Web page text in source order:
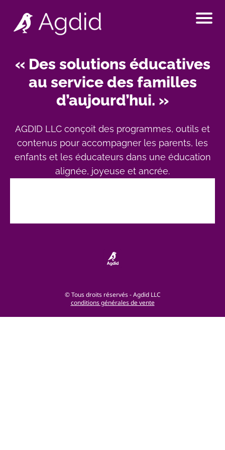
Articles
« Des solutions éducatives
au service des familles
d’aujourd’hui. »
AGDID LLC conçoit des programmes, outils et
contenus pour accompagner les parents, les
enfants et les éducateurs dans une éducation
alignée, joyeuse et ancrée.
© Tous droits réservés - Agdid LLC
conditions générales de vente